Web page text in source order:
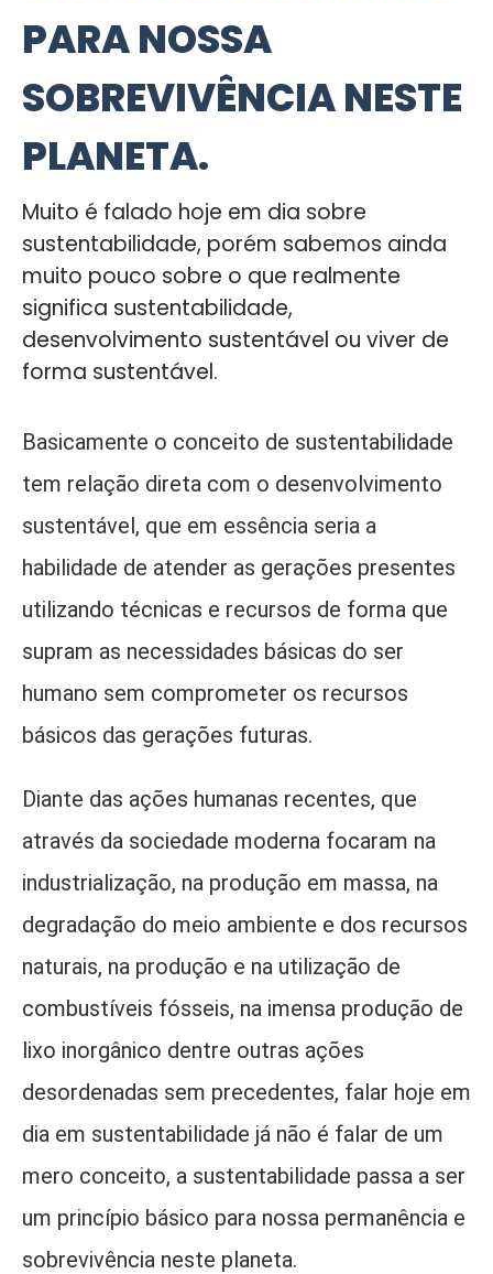
PARA NOSSA
SOBREVIVÊNCIA NESTE
PLANETA.
Muito é falado hoje em dia sobre
sustentabilidade, porém sabemos ainda
muito pouco sobre o que realmente
significa sustentabilidade,
desenvolvimento sustentável ou viver de
forma sustentável.
Basicamente o conceito de sustentabilidade
tem relação direta com o desenvolvimento
sustentável, que em essência seria a
habilidade de atender as gerações presentes
utilizando técnicas e recursos de forma que
supram as necessidades básicas do ser
humano sem comprometer os recursos
básicos das gerações futuras.
Diante das ações humanas recentes, que
através da sociedade moderna focaram na
industrialização, na produção em massa, na
degradação do meio ambiente e dos recursos
naturais, na produção e na utilização de
combustíveis fósseis, na imensa produção de
lixo inorgânico dentre outras ações
desordenadas sem precedentes, falar hoje em
dia em sustentabilidade já não é falar de um
mero conceito, a sustentabilidade passa a ser
um princípio básico para nossa permanência e
sobrevivência neste planeta.